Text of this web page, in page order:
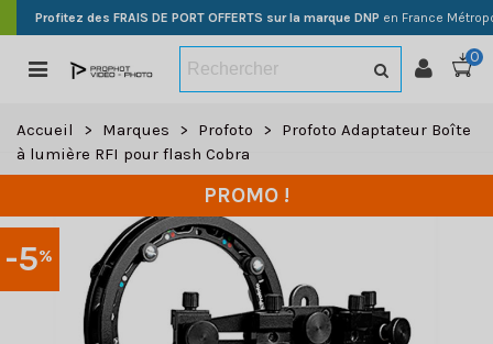
Profitez des FRAIS DE PORT OFFERTS sur la marque DNP en France
0
Accueil > Marques > Profoto >
Profoto Adaptateur Boîte
à lumière RFI pour flash Cobra
-5%
PROMO !